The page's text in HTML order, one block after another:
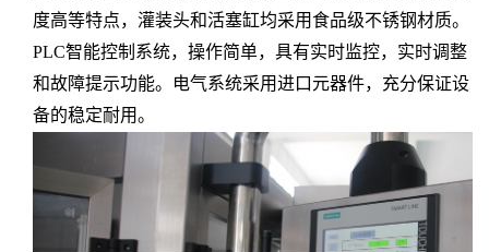
度高等特点，灌装头和活塞缸均采用食品级不锈钢材质。
PLC智能控制系统，操作简单，具有实时监控，实时调整
和故障提示功能。电气系统采用进口元器件，充分保证设
备的稳定耐用。